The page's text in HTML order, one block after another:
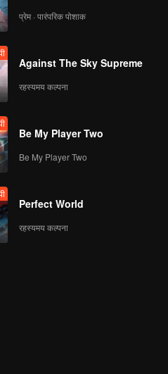
प्रेम · पारंपरिक पोशाक
Against The Sky Supreme
रहस्यमय कल्पना
Be My Player Two
Be My Player Two
Perfect World
रहस्यमय कल्पना